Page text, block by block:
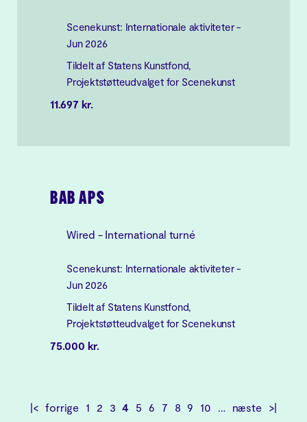
Scenekunst: Internationale aktiviteter -
Jun 2026
Tildelt af Statens Kunstfond,
Projektstøtteudvalget for Scenekunst
11.697 kr.
BAB APS
Wired - International turné
Scenekunst: Internationale aktiviteter -
Jun 2026
Tildelt af Statens Kunstfond,
Projektstøtteudvalget for Scenekunst
75.000 kr.
|< forrige 1 2 3 4 5 6 7 8 9 10 … næste >|